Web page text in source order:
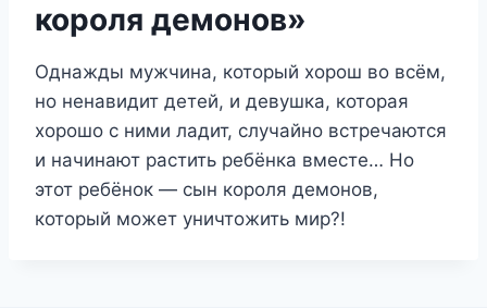
короля демонов»
Однажды мужчина, который хорош во всём,
но ненавидит детей, и девушка, которая
хорошо с ними ладит, случайно встречаются
и начинают растить ребёнка вместе… Но
этот ребёнок — сын короля демонов,
который может уничтожить мир?!